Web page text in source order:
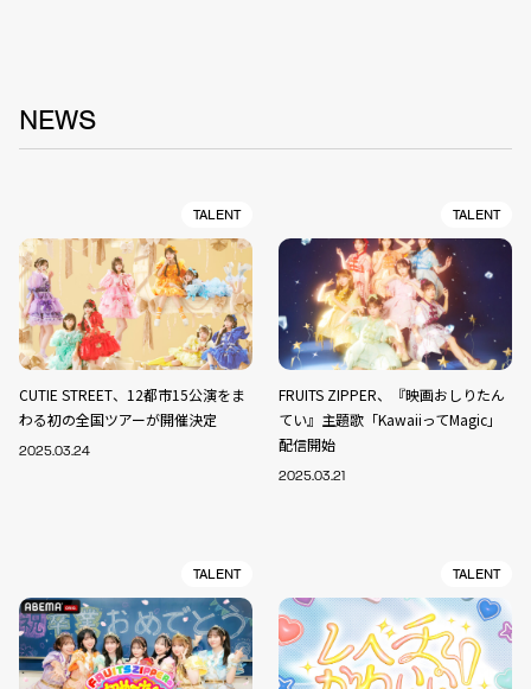
NEWS
TALENT
CUTIE STREET、12都市15公演をま
わる初の全国ツアーが開催決定
2025.03.24
TALENT
FRUITS ZIPPER、『映画おしりたん
てい』主題歌「KawaiiってMagic」
配信開始
2025.03.21
TALENT TALENT